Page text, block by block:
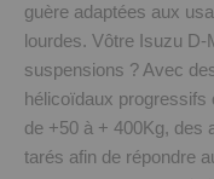
guère adaptées aux
lourdes. Vôtre Isuzu
suspensions ? Avec
hélicoïdaux progressifs
de +50 à + 400Kg, des
tarés afin de répondre